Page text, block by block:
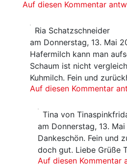
Auf diesen Kommentar
Ria Schatzschneider
am Donnerstag, 13. Mai
Hafermilch kann man
Schaum ist nicht
Kuhmilch. Fein und
Auf diesen Kommentar
Tina von
am Donnerstag, 13.
Dankeschön. Fein und
doch gut. Liebe Grüße
Auf diesen Kommentar